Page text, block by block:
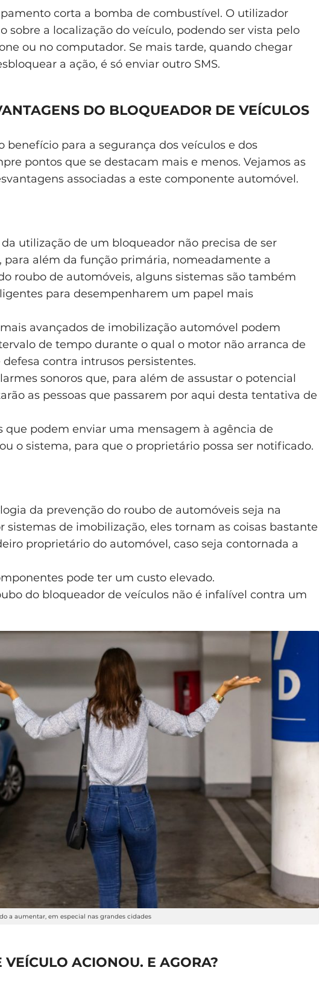
corta a bomba de combustível. O utilizador
sobre a localização do veículo, podendo ser vista pelo
ou no computador. Se mais tarde, quando chegar
a ação, é só enviar outro SMS.
DO BLOQUEADOR DE VEÍCULOS
benefício para a segurança dos veículos e dos
pontos que se destacam mais e menos. Vejamos as
associadas a este componente automóvel.
utilização de um bloqueador não precisa de ser
para além da função primária, nomeadamente a
roubo de automóveis, alguns sistemas são também
para desempenharem um papel mais
avançados de imobilização automóvel podem
de tempo durante o qual o motor não arranca de
contra intrusos persistentes.
sonoros que, para além de assustar o potencial
as pessoas que passarem por aqui desta tentativa de
que podem enviar uma mensagem à agência de
o sistema, para que o proprietário possa ser notificado.
da prevenção do roubo de automóveis seja na
sistemas de imobilização, eles tornam as coisas bastante
proprietário do automóvel, caso seja contornada a
pode ter um custo elevado.
do bloqueador de veículos não é infalível contra um
a aumentar, em especial nas grandes cidades
ACIONOU. E AGORA?